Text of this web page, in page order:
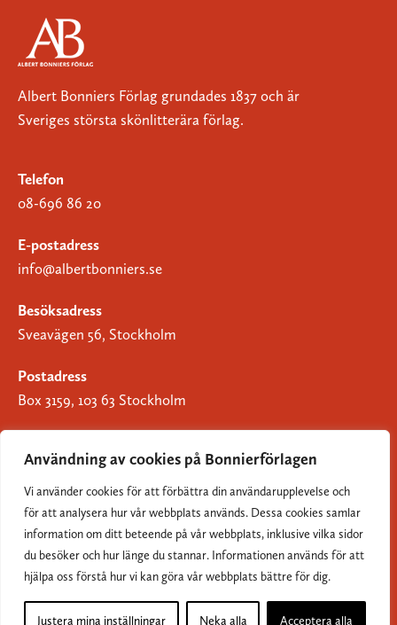
Användning av cookies på Bonnierförlagen
Vi använder cookies för att förbättra din användarupplevelse och
för att analysera hur vår webbplats används. Dessa cookies samlar
information om ditt beteende på vår webbplats, inklusive vilka sidor
du besöker och hur länge du stannar. Informationen används för att
hjälpa oss förstå hur vi kan göra vår webbplats bättre för dig.
Justera mina inställningar Neka alla Acceptera alla
Albert Bonniers Förlag grundades 1837 och är
Sveriges största skönlitterära förlag.
Telefon
08-696 86 20
E-postadress
info@albertbonniers.se
Besöksadress
Sveavägen 56, Stockholm
Postadress
Box 3159, 103 63 Stockholm
Om Bonnierförlagen
Cookies
Integritetspolicy